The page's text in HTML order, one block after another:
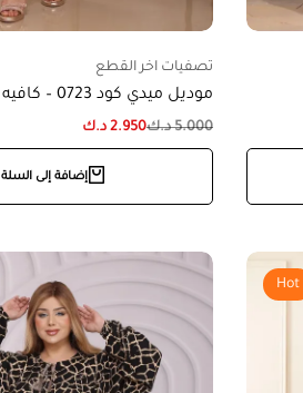
تصفيات اخر القطع
موديل ميدي كود 0723 – كافيه
5.000 د.ك2.950 د.ك
إضافة إلى السلة
Hot